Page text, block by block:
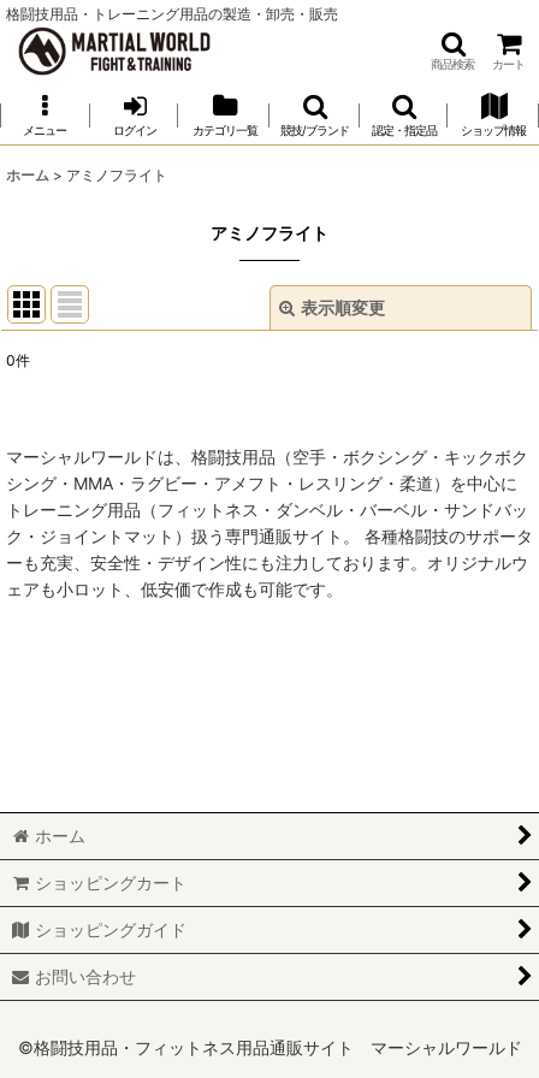
格闘技用品・トレーニング用品の製造・卸売・販売
商品検索 カート
メニュー ログイン カテゴリ一覧 競技/ブランド 認定・指定品 ショップ情報
ホーム > アミノフライト
アミノフライト
表示順変更
絞り込む
0件
マーシャルワールドは、格闘技用品（空手・ボクシング・キックボク
シング・MMA・ラグビー・アメフト・レスリング・柔道）を中心に
トレーニング用品（フィットネス・ダンベル・バーベル・サンドバッ
ク・ジョイントマット）扱う専門通販サイト。 各種格闘技のサポータ
ーも充実、安全性・デザイン性にも注力しております。オリジナルウ
ェアも小ロット、低安価で作成も可能です。
ホーム
ショッピングカート
ショッピングガイド
お問い合わせ
©格闘技用品・フィットネス用品通販サイト マーシャルワールド